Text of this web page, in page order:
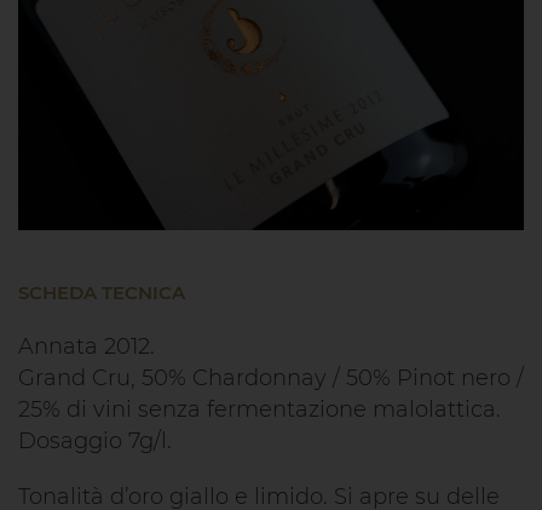
SCHEDA TECNICA
Annata 2012.
Grand Cru, 50% Chardonnay / 50% Pinot nero /
25% di vini senza fermentazione malolattica.
Dosaggio 7g/l.
Tonalità d’oro giallo e limido. Si apre su delle